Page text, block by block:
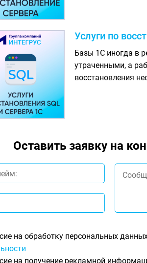
Услуги по
Базы 1С иногда в
утраченными, а
восстановления
Оставить заявку на
на обработку персональных
на получение рекламной